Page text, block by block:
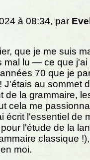
à 08:34, par
que je me suis
mal lu — ce que j'ai
70 que je
J'étais au sommet
de la grammaire,
cela me
écrit l'essentiel de
l'étude de la
classique
moi.